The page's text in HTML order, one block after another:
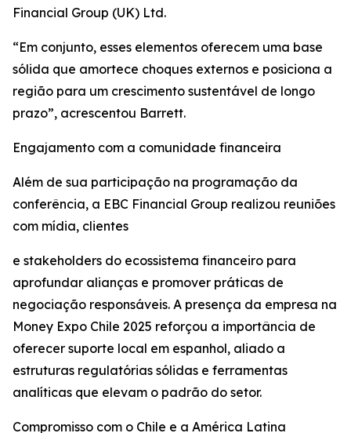
Financial Group (UK) Ltd.
“Em conjunto, esses elementos oferecem uma base
sólida que amortece choques externos e posiciona a
região para um crescimento sustentável de longo
prazo”, acrescentou Barrett.
Engajamento com a comunidade financeira
Além de sua participação na programação da
conferência, a EBC Financial Group realizou reuniões
com mídia, clientes
e stakeholders do ecossistema financeiro para
aprofundar alianças e promover práticas de
negociação responsáveis. A presença da empresa na
Money Expo Chile 2025 reforçou a importância de
oferecer suporte local em espanhol, aliado a
estruturas regulatórias sólidas e ferramentas
analíticas que elevam o padrão do setor.
Compromisso com o Chile e a América Latina